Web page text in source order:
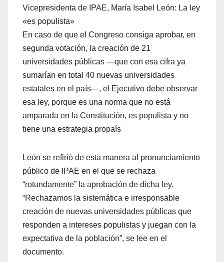
Vicepresidenta de IPAE, María Isabel León: La ley
«es populista»
En caso de que el Congreso consiga aprobar, en
segunda votación, la creación de 21
universidades públicas —que con esa cifra ya
sumarían en total 40 nuevas universidades
estatales en el país—, el Ejecutivo debe observar
esa ley, porque es una norma que no está
amparada en la Constitución, es populista y no
tiene una estrategia propaís
León se refirió de esta manera al pronunciamiento
público de IPAE en el que se rechaza
“rotundamente” la aprobación de dicha ley.
“Rechazamos la sistemática e irresponsable
creación de nuevas universidades públicas que
responden a intereses populistas y juegan con la
expectativa de la población”, se lee en el
documento.